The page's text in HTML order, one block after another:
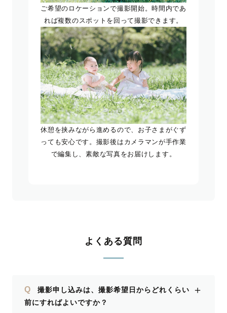
ご希望のロケーションで撮影開始。時間内であ
れば複数のスポットを回って撮影できます。
休憩を挟みながら進めるので、お子さまがぐず
っても安心です。撮影後はカメラマンが手作業
で編集し、素敵な写真をお届けします。
よくある質問
Q
撮影申し込みは、撮影希望日からどれくらい
前にすればよいですか？
＋